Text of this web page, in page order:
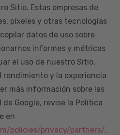
Sitio. Estas empresas de
píxeles y otras tecnologías
datos de uso sobre
informes y métricas
el uso de nuestro Sitio,
rendimiento y la experiencia
más información sobre las
Google, revise la Política
en
policies/privacy/partners/.